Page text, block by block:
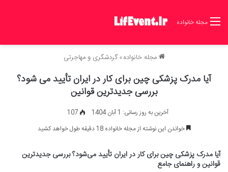
مجله خانواده
مجله خانواده» گردشگری و مهاجرتی
آیا مدرک پزشکی چین برای کار در ایران تأیید می شود؟
بررسی جدیدترین قوانین
آخرین به روز رسانی: 1 آبان 1404
107
خواندن این نوشته از مجله خانواده 18 دقیقه طول خواهد کشید
آیا مدرک پزشکی چین برای کار در ایران تأیید می‌شود؟ بررسی جدیدترین
قوانین و راهنمای جامع